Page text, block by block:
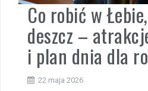
Co robić w
deszcz –
i plan dnia dla
22 maja 2026